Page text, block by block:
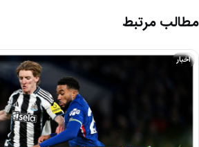
مطالب مرتبط
اخبار